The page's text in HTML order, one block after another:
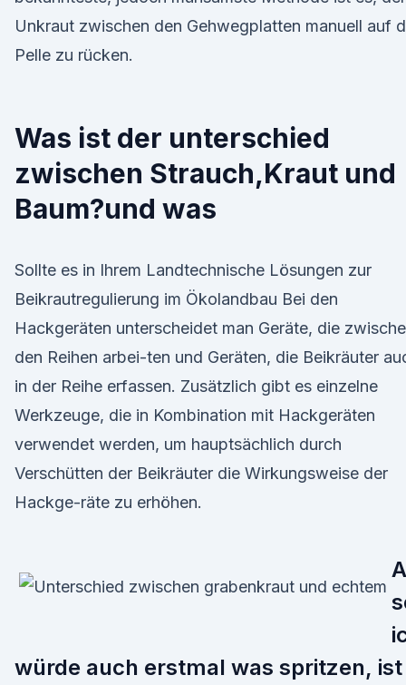
Unkraut zwischen den Gehwegplatten manuell auf
Pelle zu rücken.
Was ist der unterschied
zwischen Strauch,Kraut und
Baum?und was
Sollte es in Ihrem Landtechnische Lösungen zur
Beikrautregulierung im Ökolandbau Bei den
Hackgeräten unterscheidet man Geräte, die
den Reihen arbei-ten und Geräten, die Beikräuter
in der Reihe erfassen. Zusätzlich gibt es einzelne
Werkzeuge, die in Kombination mit Hackgeräten
verwendet werden, um hauptsächlich durch
Verschütten der Beikräuter die Wirkungsweise der
Hackge-räte zu erhöhen.
würde auch erstmal was spritzen, ist